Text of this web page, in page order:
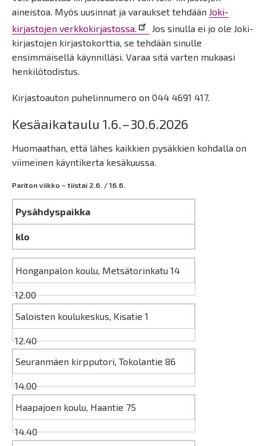
aineistoa. Myös uusinnat ja varaukset tehdään Joki-
kirjastojen verkkokirjastossa.
Jos sinulla ei jo ole Joki-
kirjastojen kirjastokorttia, se tehdään sinulle
ensimmäisellä käynnilläsi. Varaa sitä varten mukaasi
henkilötodistus.
Kirjastoauton puhelinnumero on 044 4691 417.
Kesäaikataulu 1.6.–30.6.2026
Huomaathan, että lähes kaikkien pysäkkien kohdalla on
viimeinen käyntikerta kesäkuussa.
Pariton viikko – tiistai 2.6. / 16.6.
Pysähdyspaikka
klo
Honganpalon koulu, Metsätorinkatu 14
12.00
Saloisten koulukeskus, Kisatie 1
12.40
Seuranmäen kirpputori, Tokolantie 86
14.00
Haapajoen koulu, Haantie 75
14.40